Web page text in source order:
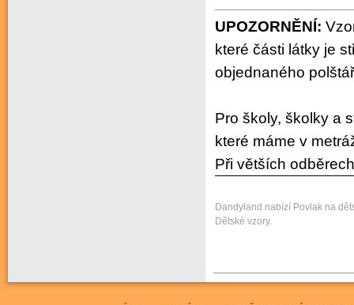
UPOZORNĚNÍ:
které části látky je
objednaného
Pro školy, školky a
které máme v
Při větších
Dandyland nabízí Povlak na
Dětské vzory.